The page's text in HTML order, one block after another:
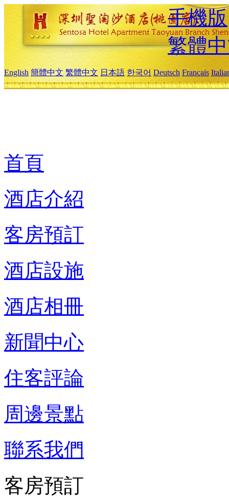
手機版
繁體
English 簡體中文 繁體中文 日本語 한국어 Deutsch Français
首頁
酒店介紹
客房預訂
酒店設施
酒店相冊
新聞中心
住客評論
周邊景點
聯系我們
客房預訂